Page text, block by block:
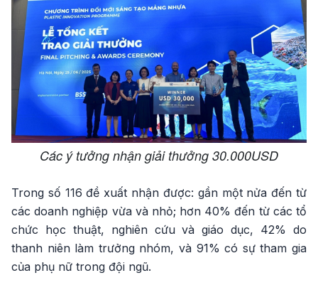
Các ý tưởng nhận giải thưởng 30.000USD
Trong số 116 đề xuất nhận được: gần một nửa đến từ
các doanh nghiệp vừa và nhỏ; hơn 40% đến từ các tổ
chức học thuật, nghiên cứu và giáo dục, 42% do
thanh niên làm trưởng nhóm, và 91% có sự tham gia
của phụ nữ trong đội ngũ.